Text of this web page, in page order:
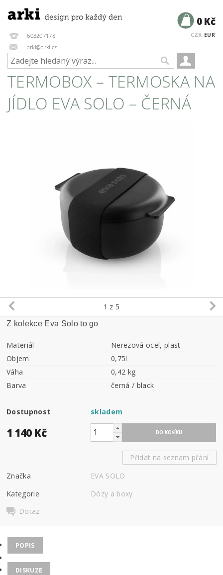
603207178
arki@arki.cz
CZK EUR
0 Kč
TERMOBOX – TERMOSKA NA
JÍDLO EVA SOLO – ČERNÁ
1 z 5
Z kolekce Eva Solo to go
Materiál
Nerezová ocel, plast
Objem
0,75l
Váha
0,42 kg
Barva
černá / black
Dostupnost skladem
1 140 Kč
Přidat na seznam přání
Značka
EVA SOLO
Kategorie
Dózy a boxy
Dotaz
POPIS
DISKUZE